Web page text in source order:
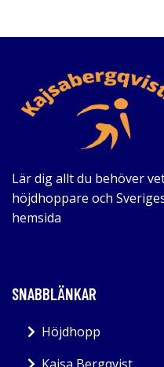
Lär dig allt du behöver
höjdhoppare och
hemsida
SNABBLÄNKAR
Höjdhopp